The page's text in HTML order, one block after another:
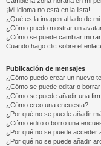
¡Mi idioma no está en la lista!
¿Qué es la imagen al lado de
¿Cómo puedo mostrar un
¿Cómo se puede cambiar mi
Cuando hago clic sobre el
Publicación de mensajes
¿Cómo puedo crear un nuevo
¿Cómo se puede editar o
¿Cómo se puede añadir una
¿Cómo creo una encuesta?
¿Por qué no se puede añadir
¿Cómo edito o borro una
¿Por qué no se puede acceder
¿Por qué no se puede añadir